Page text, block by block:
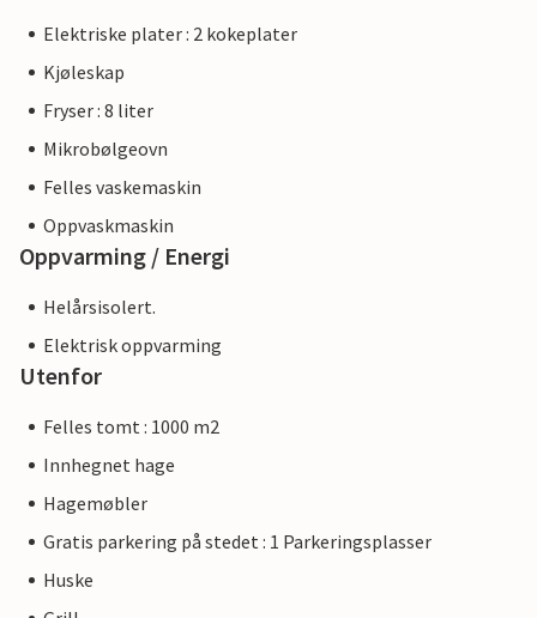
Elektriske plater : 2 kokeplater
Kjøleskap
Fryser : 8 liter
Mikrobølgeovn
Felles vaskemaskin
Oppvaskmaskin
Oppvarming / Energi
Helårsisolert.
Elektrisk oppvarming
Utenfor
Felles tomt : 1000 m2
Innhegnet hage
Hagemøbler
Gratis parkering på stedet : 1 Parkeringsplasser
Huske